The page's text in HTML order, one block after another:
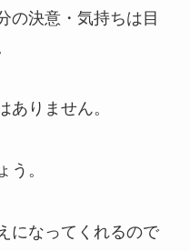
の決意・気持ちは目
ありません。
う。
になってくれるので